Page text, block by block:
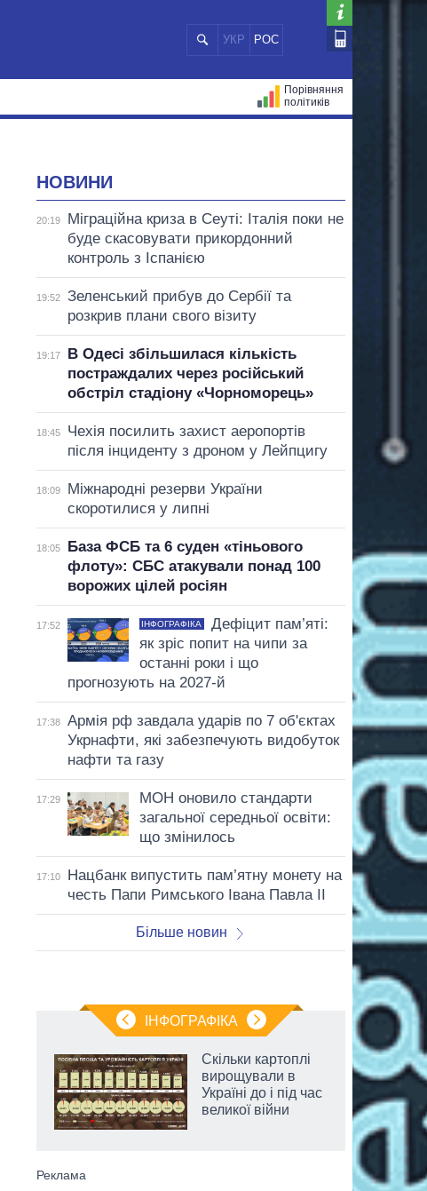
УКР РОС
Порівняння
політиків
НОВИНИ
20:19
Міграційна криза в Сеуті: Італія поки не
буде скасовувати прикордонний
контроль з Іспанією
19:52
Зеленський прибув до Сербії та
розкрив плани свого візиту
19:17
В Одесі збільшилася кількість
постраждалих через російський
обстріл стадіону «Чорноморець»
18:45
Чехія посилить захист аеропортів
після інциденту з дроном у Лейпцигу
18:09
Міжнародні резерви України
скоротилися у липні
18:05
База ФСБ та 6 суден «тіньового
флоту»: СБС атакували понад 100
ворожих цілей росіян
17:52 ІНФОГРАФІКА
Дефіцит пам’яті:
як зріс попит на чипи за
останні роки і що
прогнозують на 2027-й
17:38
Армія рф завдала ударів по 7 об'єктах
Укрнафти, які забезпечують видобуток
нафти та газу
17:29
МОН оновило стандарти
загальної середньої освіти:
що змінилось
17:10
Нацбанк випустить пам’ятну монету на
честь Папи Римського Івана Павла II
Більше новин
ІНФОГРАФІКА
Скільки картоплі
вирощували в
Україні до і під час
великої війни